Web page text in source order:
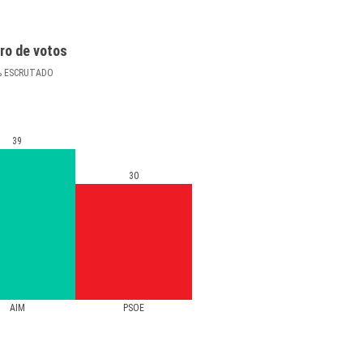
de votos
ESCRUTADO
AIM PSOE
39
30